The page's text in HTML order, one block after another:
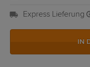
Express Lieferung
IN